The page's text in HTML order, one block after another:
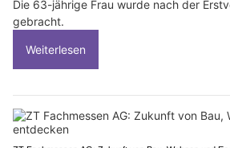
Die 63-jährige Frau wurde nach der
gebracht.
Weiterlesen